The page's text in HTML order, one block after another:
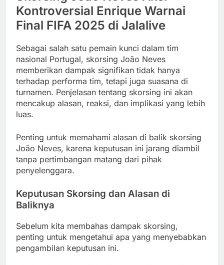
Kontroversial Enrique Warnai
Final FIFA 2025 di Jalalive
Sebagai salah satu pemain kunci dalam tim
nasional Portugal, skorsing João Neves
memberikan dampak signifikan tidak hanya
terhadap performa tim, tetapi juga suasana di
turnamen. Penjelasan tentang skorsing ini akan
mencakup alasan, reaksi, dan implikasi yang lebih
luas.
Penting untuk memahami alasan di balik skorsing
João Neves, karena keputusan ini jarang diambil
tanpa pertimbangan matang dari pihak
penyelenggara.
Keputusan Skorsing dan Alasan di
Baliknya
Sebelum kita membahas dampak skorsing,
penting untuk mengetahui apa yang menyebabkan
pengambilan keputusan ini.